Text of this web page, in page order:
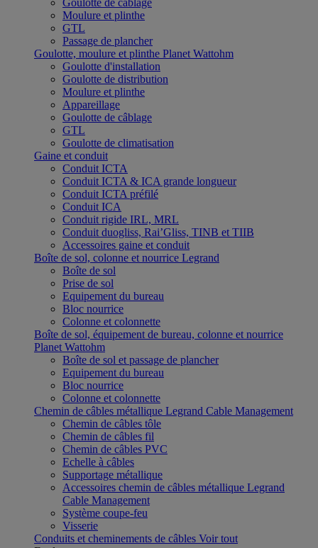
Goulotte de câblage
Moulure et plinthe
GTL
Passage de plancher
Goulotte, moulure et plinthe Planet Wattohm
Goulotte d'installation
Goulotte de distribution
Moulure et plinthe
Appareillage
Goulotte de câblage
GTL
Goulotte de climatisation
Gaine et conduit
Conduit ICTA
Conduit ICTA & ICA grande longueur
Conduit ICTA préfilé
Conduit ICA
Conduit rigide IRL, MRL
Conduit duogliss, Rai’Gliss, TINB et TIIB
Accessoires gaine et conduit
Boîte de sol, colonne et nourrice Legrand
Boîte de sol
Prise de sol
Equipement du bureau
Bloc nourrice
Colonne et colonnette
Boîte de sol, équipement de bureau, colonne et nourrice
Planet Wattohm
Boîte de sol et passage de plancher
Equipement du bureau
Bloc nourrice
Colonne et colonnette
Chemin de câbles métallique Legrand Cable Management
Chemin de câbles tôle
Chemin de câbles fil
Chemin de câbles PVC
Echelle à câbles
Supportage métallique
Accessoires chemin de câbles métallique Legrand
Cable Management
Système coupe-feu
Visserie
Conduits et cheminements de câbles Voir tout